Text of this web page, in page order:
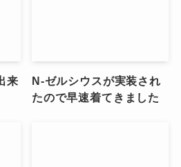
来
N-ゼルシウスが実装され
たので早速着てきました